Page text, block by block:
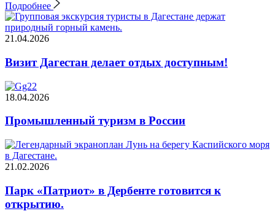
Подробнее
21.04.2026
Визит Дагестан делает отдых доступным!
18.04.2026
Промышленный туризм в России
21.02.2026
Парк «Патриот» в Дербенте готовится к
открытию.